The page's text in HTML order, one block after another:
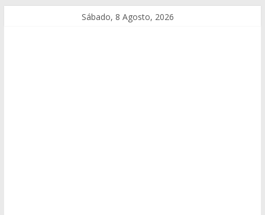
Sábado, 8 Agosto, 2026